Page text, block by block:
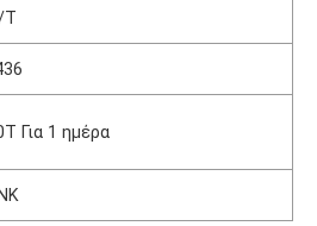
Τ
Για 1 ημέρα